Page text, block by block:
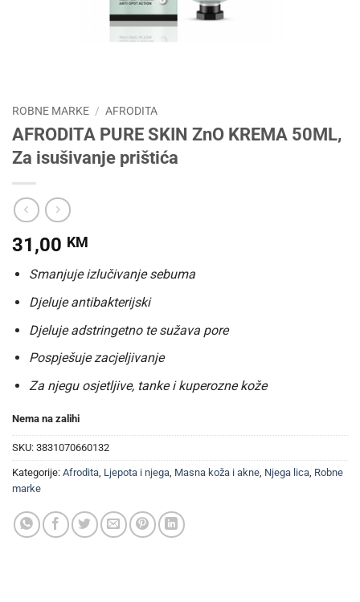
ROBNE MARKE / AFRODITA
AFRODITA PURE SKIN ZnO KREMA 50ML,
Za isušivanje prištića
31,00 KM
Smanjuje izlučivanje sebuma
Djeluje antibakterijski
Djeluje adstringetno te sužava pore
Pospješuje zacjeljivanje
Za njegu osjetljive, tanke i kuperozne kože
Nema na zalihi
SKU: 3831070660132
Kategorije: Afrodita, Ljepota i njega, Masna koža i akne, Njega lica, Robne
marke